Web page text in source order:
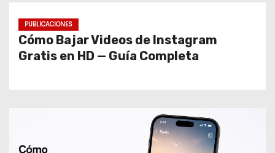
PUBLICACIONES
Cómo Bajar Videos de Instagram
Gratis en HD — Guía Completa